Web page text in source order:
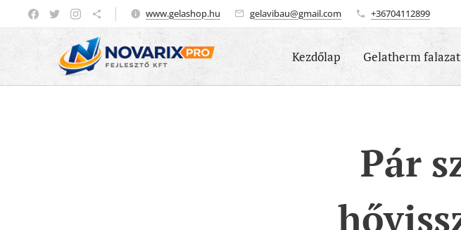
www.gelashop.hu gelavibau@gmail.com +36704112899
Kezdőlap Gelatherm
Pár